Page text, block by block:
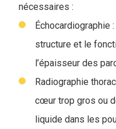
nécessaires :
Échocardiographie
structure et le
l’épaisseur des
Radiographie
cœur trop gros ou
liquide dans les